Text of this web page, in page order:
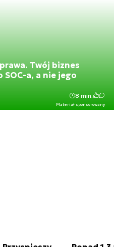
Twój biznes
a, a nie jego
Materiał sponsorowany
8 min.